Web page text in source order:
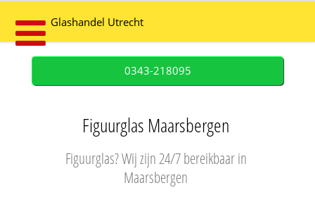
Glashandel Utrecht
0343-218095
Figuurglas Maarsbergen
Figuurglas? Wij zijn 24/7 bereikbaar in
Maarsbergen